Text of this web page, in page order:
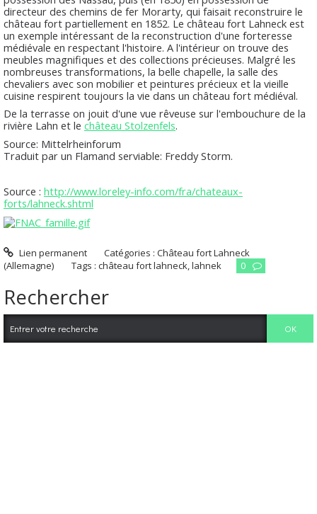
directeur des chemins de fer Morarty, qui faisait reconstruire le
château fort partiellement en 1852. Le château fort Lahneck est
un exemple intéressant de la reconstruction d'une forteresse
médiévale en respectant l'histoire. A l'intérieur on trouve des
meubles magnifiques et des collections précieuses. Malgré les
nombreuses transformations, la belle chapelle, la salle des
chevaliers avec son mobilier et peintures précieux et la vieille
cuisine respirent toujours la vie dans un château fort médiéval.
De la terrasse on jouit d'une vue rêveuse sur l'embouchure de la
rivière Lahn et le château Stolzenfels.
Source: Mittelrheinforum
Traduit par un Flamand serviable: Freddy Storm.
Source : http://www.loreley-info.com/fra/chateaux-
forts/lahneck.shtml
Lien permanent Catégories :Château fort Lahneck
(Allemagne)
Tags : château fort lahneck,lahnek 0
Rechercher